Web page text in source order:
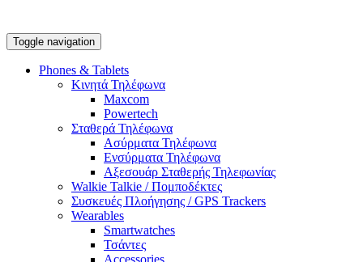
Toggle navigation
Phones & Tablets
Κινητά Τηλέφωνα
Maxcom
Powertech
Σταθερά Τηλέφωνα
Ασύρματα Τηλέφωνα
Ενσύρματα Τηλέφωνα
Αξεσουάρ Σταθερής Τηλεφωνίας
Walkie Talkie / Πομποδέκτες
Συσκευές Πλοήγησης / GPS Trackers
Wearables
Smartwatches
Τσάντες
Accessories